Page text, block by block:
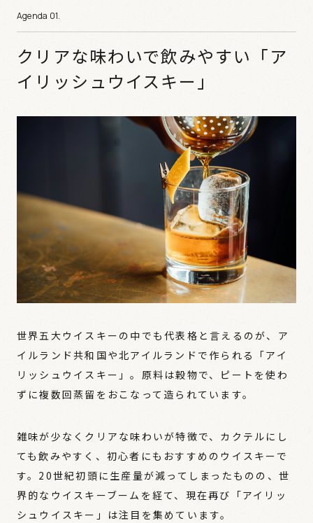
クリアな味わいで飲みやすい「ア
イリッシュウイスキー」
世界五大ウイスキーの中でも代表格と言えるのが、ア
イルランド共和国や北アイルランドで作られる「アイ
リッシュウイスキー」。原料は穀物で、ピートを使わ
ずに複数回蒸留をおこなって造られています。
雑味が少なくクリアな味わいが特徴で、カクテルにし
ても飲みやすく、初心者にもおすすめのウイスキーで
す。20世紀初頭に生産量が減ってしまったものの、世
界的なウイスキーブームを経て、現在再び「アイリッ
シュウイスキー」は注目を集めています。